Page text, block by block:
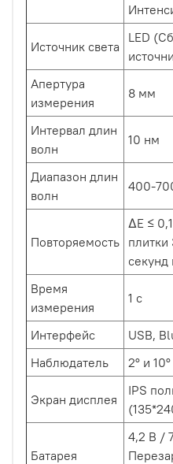
Источник света
LED
Апертура
измерения
8 мм
Интервал длин
волн
10 нм
Диапазон длин
волн
400-
Повторяемость
ΔE ≤
плитки
секунд
Время
измерения
1 с
Интерфейс
USB,
Наблюдатель
2° и 10°
Экран дисплея
IPS
Батарея
4,2 В /